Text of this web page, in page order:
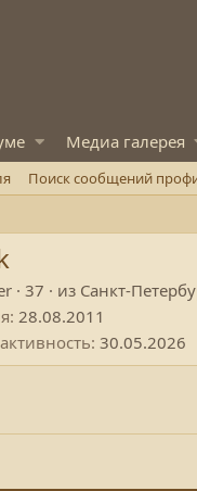
Медиа галерея
Поиск сообщений
· 37 · из Санкт-
28.08.2011
30.05.2026